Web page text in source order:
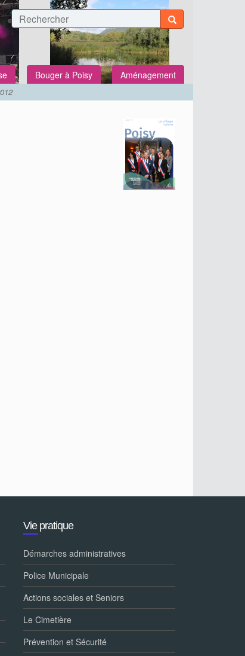
Bouger à Poisy Aménagement
Vie pratique
Démarches administratives
Police Municipale
Actions sociales et Seniors
Le Cimetière
Prévention et Sécurité